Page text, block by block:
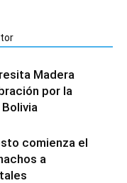
Madera
por la
comienza el
a